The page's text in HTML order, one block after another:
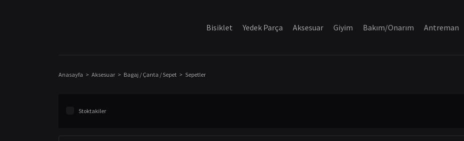
Bisiklet Yedek Parça Aksesuar Giyim Bakım/Onarım Antreman
Anasayfa Aksesuar Bagaj / Çanta / Sepet Sepetler
Stoktakiler